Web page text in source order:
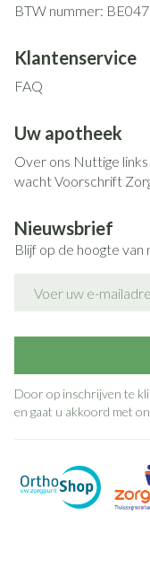
BTW nummer:
Klantenservice
FAQ
Uw apotheek
Over ons Nuttige links
wachtVoorschrift
Nieuwsbrief
Blijf op de hoogte
Door op inschrijven te
en gaat u akkoord met